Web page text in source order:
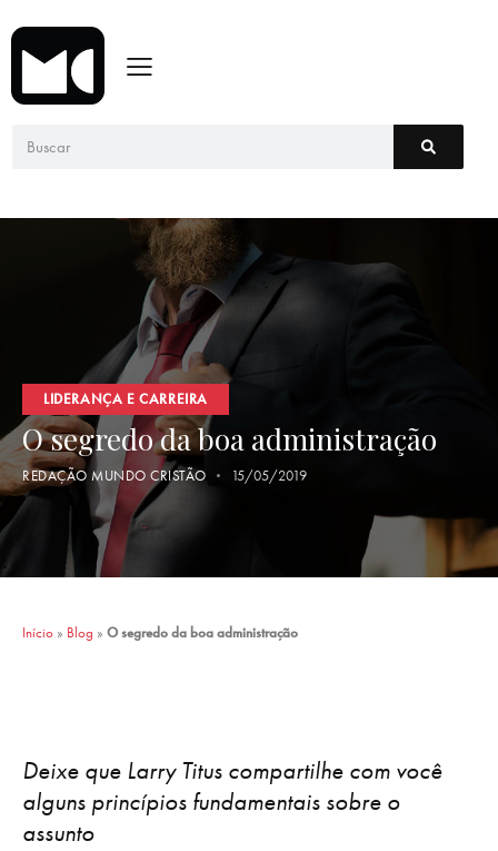
LIDERANÇA E CARREIRA
O segredo da boa administração
REDAÇÃO MUNDO CRISTÃO 15/05/2019
Início » Blog » O segredo da boa administração
Deixe que Larry Titus compartilhe com você
alguns princípios fundamentais sobre o
assunto